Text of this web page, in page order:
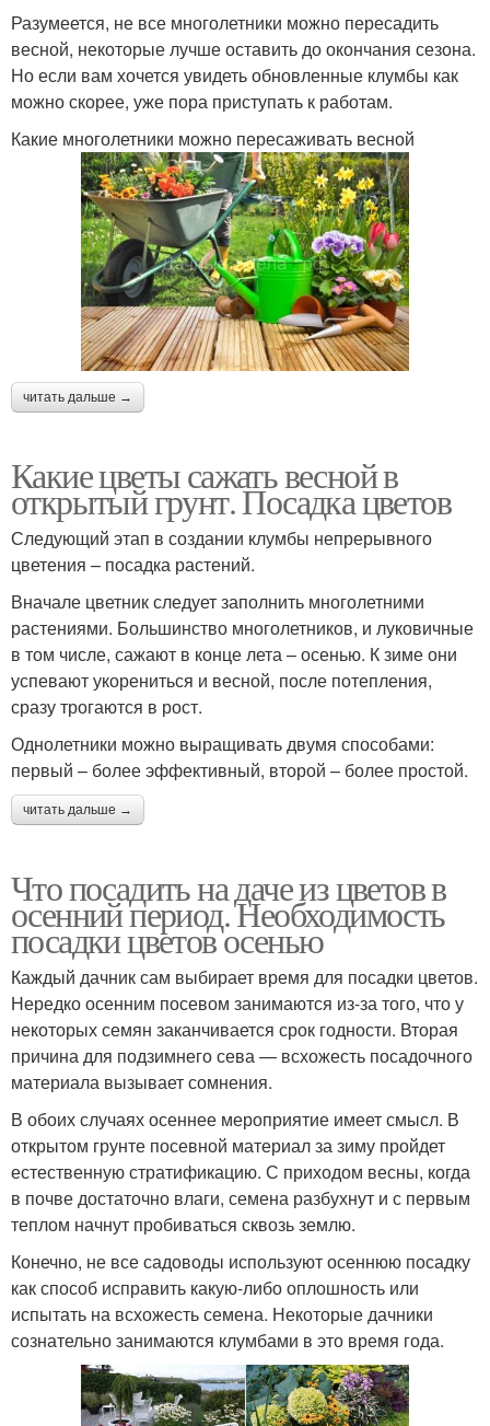
Разумеется, не все многолетники можно пересадить
весной, некоторые лучше оставить до окончания сезона.
Но если вам хочется увидеть обновленные клумбы как
можно скорее, уже пора приступать к работам.
Какие многолетники можно пересаживать весной
читать дальше →
Какие цветы сажать весной в
открытый грунт. Посадка цветов
Следующий этап в создании клумбы непрерывного
цветения – посадка растений.
Вначале цветник следует заполнить многолетними
растениями. Большинство многолетников, и луковичные
в том числе, сажают в конце лета – осенью. К зиме они
успевают укорениться и весной, после потепления,
сразу трогаются в рост.
Однолетники можно выращивать двумя способами:
первый – более эффективный, второй – более простой.
читать дальше →
Что посадить на даче из цветов в
осенний период. Необходимость
посадки цветов осенью
Каждый дачник сам выбирает время для посадки цветов.
Нередко осенним посевом занимаются из-за того, что у
некоторых семян заканчивается срок годности. Вторая
причина для подзимнего сева — всхожесть посадочного
материала вызывает сомнения.
В обоих случаях осеннее мероприятие имеет смысл. В
открытом грунте посевной материал за зиму пройдет
естественную стратификацию. С приходом весны, когда
в почве достаточно влаги, семена разбухнут и с первым
теплом начнут пробиваться сквозь землю.
Конечно, не все садоводы используют осеннюю посадку
как способ исправить какую-либо оплошность или
испытать на всхожесть семена. Некоторые дачники
сознательно занимаются клумбами в это время года.